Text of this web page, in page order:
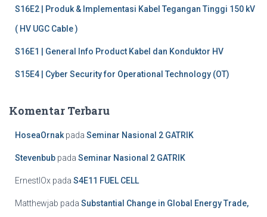
S16E2 | Produk & Implementasi Kabel Tegangan Tinggi 150 kV
( HV UGC Cable )
S16E1 | General Info Product Kabel dan Konduktor HV
S15E4 | Cyber Security for Operational Technology (OT)
Komentar Terbaru
HoseaOrnak pada Seminar Nasional 2 GATRIK
Stevenbub pada Seminar Nasional 2 GATRIK
ErnestlOx pada S4E11 FUEL CELL
Matthewjab pada Substantial Change in Global Energy Trade,